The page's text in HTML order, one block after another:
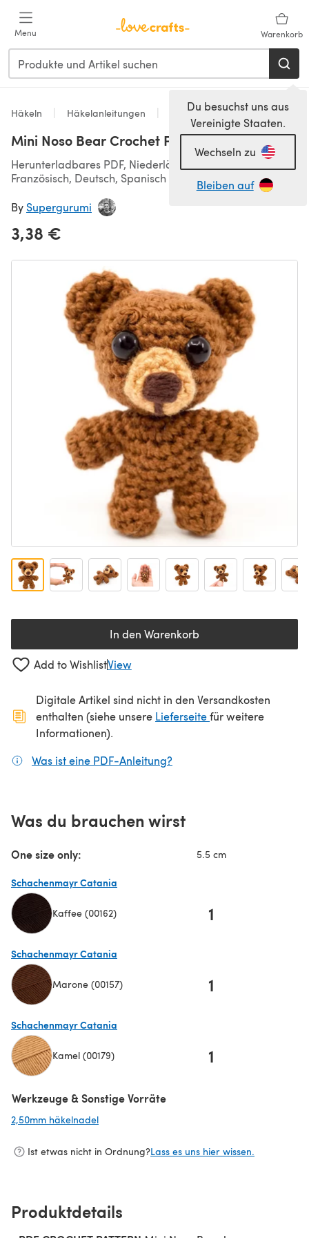
Menu Warenkorb
Du besuchst uns aus
Vereinigte Staaten.
Wechseln zu
Bleiben auf
Häkeln Häkelanleitungen Spielzeug
Mini Noso Bear Crochet Pattern
Herunterladbares PDF, Niederländisch, Englisch,
Französisch, Deutsch, Spanisch
By Supergurumi
3,38 €
In den Warenkorb
Add to WishlistView
Digitale Artikel sind nicht in den Versandkosten
enthalten (siehe unsere Lieferseite(öffnet sich in
für weitere
Informationen).
Was ist eine PDF-Anleitung?
Was du brauchen wirst
One size only: 5.5 cm
Schachenmayr Catania
Kaffee (00162) 1
Schachenmayr Catania
Marone (00157) 1
Schachenmayr Catania
Kamel (00179) 1
Werkzeuge & Sonstige Vorräte
2,50mm häkelnadel
Ist etwas nicht in Ordnung?Lass es uns hier wissen.
Produktdetails